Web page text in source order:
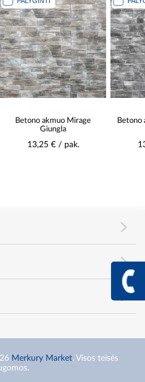
Betono akmuo Mirage
Giungla
13,25 € / pak.
Betono
Merkury Market. Visos teisės
+370 617
Info linija I - V 9:00 -